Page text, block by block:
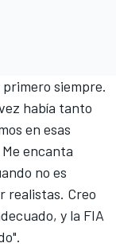
siempre.
había tanto
en esas
encanta
no es
realistas. Creo
y la FIA